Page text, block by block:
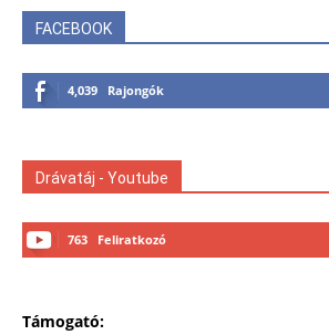
FACEBOOK
4,039 Rajongók
Drávatáj - Youtube
763 Feliratkozó
Támogató: